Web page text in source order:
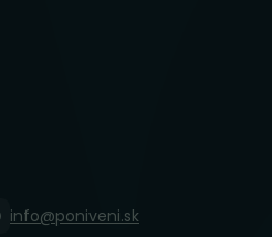
info@poniveni.sk